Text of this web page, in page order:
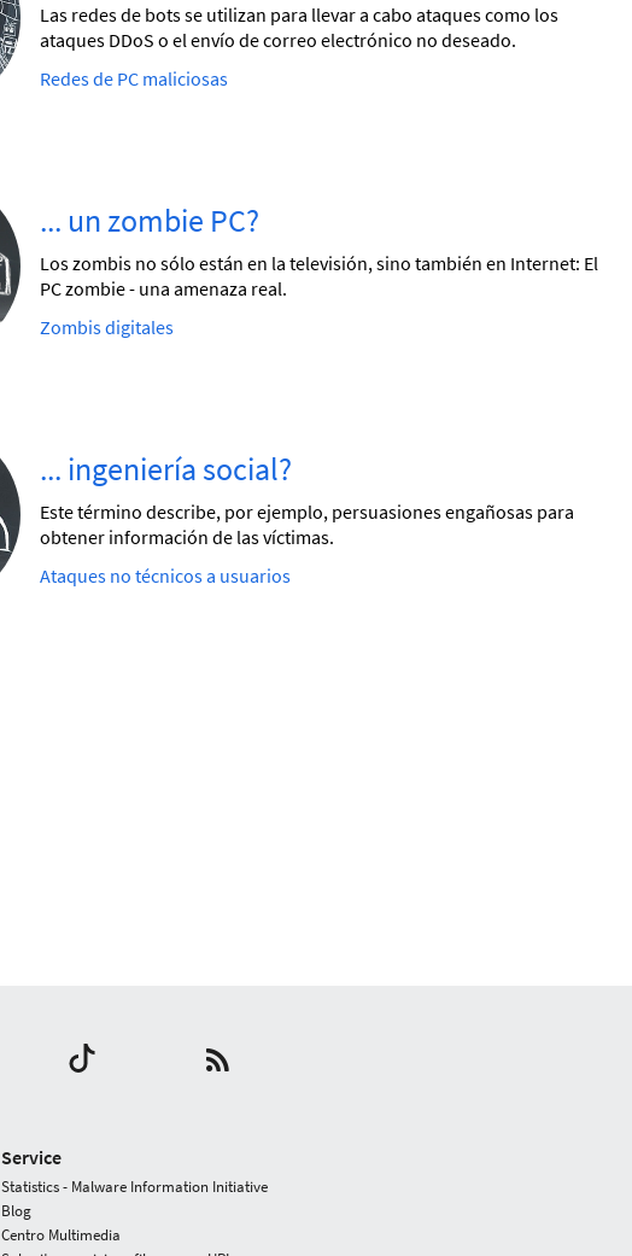
Las redes de bots se utilizan para llevar a cabo ataques como los
ataques DDoS o el envío de correo electrónico no deseado.
Redes de PC maliciosas
... un zombie PC?
Los zombis no sólo están en la televisión, sino también en Internet: El
PC zombie - una amenaza real.
Zombis digitales
... ingeniería social?
Este término describe, por ejemplo, persuasiones engañosas para
obtener información de las víctimas.
Ataques no técnicos a usuarios
Service
Statistics - Malware Information Initiative
Blog
Centro Multimedia